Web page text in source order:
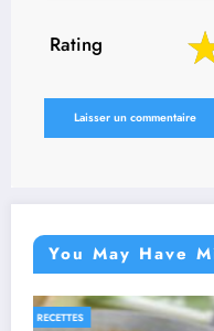
Rating
You May Have
RECETTES